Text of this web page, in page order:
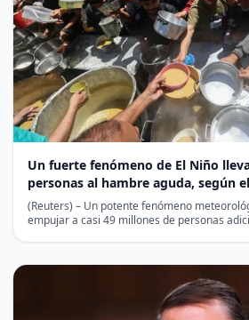
Un fuerte fenómeno de El Niño
personas al hambre aguda, según
(Reuters) – Un potente fenómeno
empujar a casi 49 millones de personas